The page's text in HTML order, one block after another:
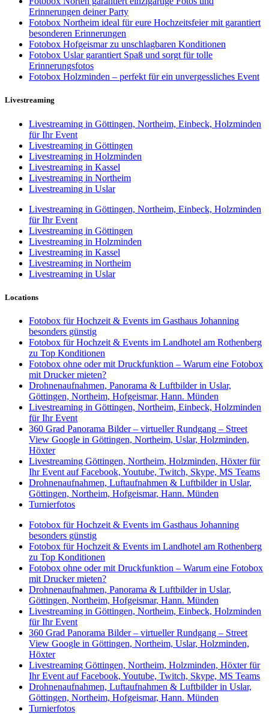
Erinnerungen deiner Party
Fotobox Northeim ideal für eure Hochzeitsfeier mit garantiert
besonderen Erinnerungen
Fotobox Hofgeismar zu unschlagbaren Konditionen
Fotobox Uslar garantiert Spaß und sorgt für tolle
Erinnerungsfotos
Fotobox Holzminden – perfekt für ein unvergessliches Event
Livestreaming
Livestreaming in Göttingen, Northeim, Einbeck, Holzminden
für Ihr Event
Livestreaming in Göttingen
Livestreaming in Holzminden
Livestreaming in Kassel
Livestreaming in Northeim
Livestreaming in Uslar
Livestreaming in Göttingen, Northeim, Einbeck, Holzminden
für Ihr Event
Livestreaming in Göttingen
Livestreaming in Holzminden
Livestreaming in Kassel
Livestreaming in Northeim
Livestreaming in Uslar
Locations
Fotobox für Hochzeit & Events im Gasthaus Johanning
besonders günstig
Fotobox für Hochzeit & Events im Landhotel am Rothenberg
zu Top Konditionen
Fotobox ohne oder mit Druckfunktion – Warum eine Fotobox
mit Drucker mieten?
Drohnenaufnahmen, Panorama & Luftbilder in Uslar,
Göttingen, Northeim, Hofgeismar, Hann. Münden
Livestreaming in Göttingen, Northeim, Einbeck, Holzminden
für Ihr Event
360 Grad Panorama Bilder – virtueller Rundgang – Street
View Google in Göttingen, Northeim, Uslar, Holzminden,
Höxter
Livestreaming Göttingen, Northeim, Holzminden, Höxter für
Ihr Event auf Facebook, Youtube, Twitch, Skype, MS Teams
Drohnenaufnahmen, Luftaufnahmen & Luftbilder in Uslar,
Göttingen, Northeim, Hofgeismar, Hann. Münden
Turnierfotos
Fotobox für Hochzeit & Events im Gasthaus Johanning
besonders günstig
Fotobox für Hochzeit & Events im Landhotel am Rothenberg
zu Top Konditionen
Fotobox ohne oder mit Druckfunktion – Warum eine Fotobox
mit Drucker mieten?
Drohnenaufnahmen, Panorama & Luftbilder in Uslar,
Göttingen, Northeim, Hofgeismar, Hann. Münden
Livestreaming in Göttingen, Northeim, Einbeck, Holzminden
für Ihr Event
360 Grad Panorama Bilder – virtueller Rundgang – Street
View Google in Göttingen, Northeim, Uslar, Holzminden,
Höxter
Livestreaming Göttingen, Northeim, Holzminden, Höxter für
Ihr Event auf Facebook, Youtube, Twitch, Skype, MS Teams
Drohnenaufnahmen, Luftaufnahmen & Luftbilder in Uslar,
Göttingen, Northeim, Hofgeismar, Hann. Münden
Turnierfotos